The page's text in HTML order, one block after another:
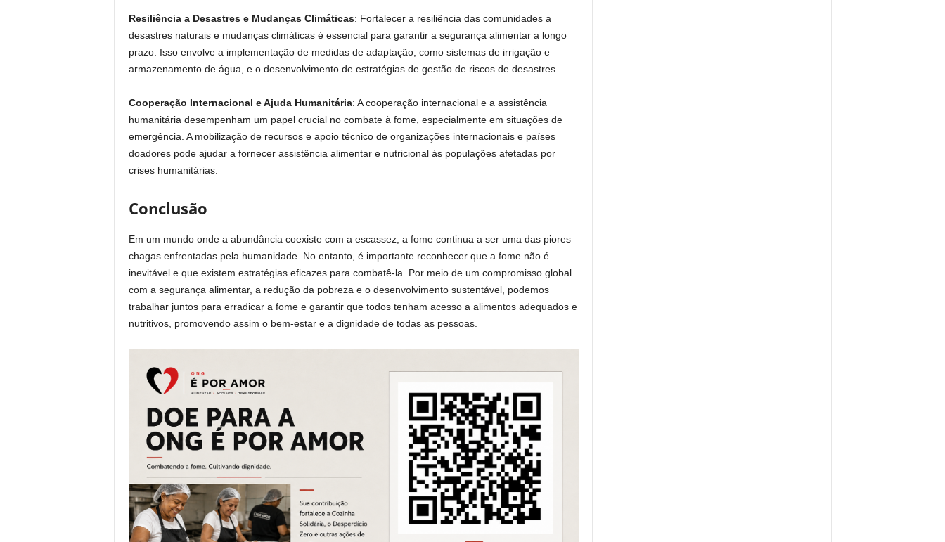
Resiliência a Desastres e Mudanças Climáticas: Fortalecer a resiliência das comunidades a
desastres naturais e mudanças climáticas é essencial para garantir a segurança alimentar a longo
prazo. Isso envolve a implementação de medidas de adaptação, como sistemas de irrigação e
armazenamento de água, e o desenvolvimento de estratégias de gestão de riscos de desastres.
Cooperação Internacional e Ajuda Humanitária: A cooperação internacional e a assistência
humanitária desempenham um papel crucial no combate à fome, especialmente em situações de
emergência. A mobilização de recursos e apoio técnico de organizações internacionais e países
doadores pode ajudar a fornecer assistência alimentar e nutricional às populações afetadas por
crises humanitárias.
Conclusão
Em um mundo onde a abundância coexiste com a escassez, a fome continua a ser uma das piores
chagas enfrentadas pela humanidade. No entanto, é importante reconhecer que a fome não é
inevitável e que existem estratégias eficazes para combatê-la. Por meio de um compromisso global
com a segurança alimentar, a redução da pobreza e o desenvolvimento sustentável, podemos
trabalhar juntos para erradicar a fome e garantir que todos tenham acesso a alimentos adequados e
nutritivos, promovendo assim o bem-estar e a dignidade de todas as pessoas.